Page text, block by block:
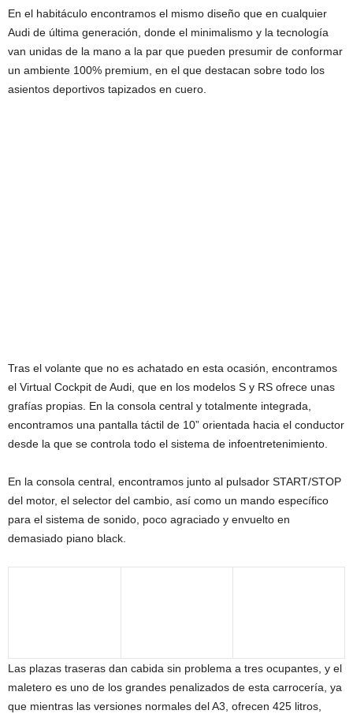
En el habitáculo encontramos el mismo diseño que en cualquier
Audi de última generación, donde el minimalismo y la tecnología
van unidas de la mano a la par que pueden presumir de conformar
un ambiente 100% premium, en el que destacan sobre todo los
asientos deportivos tapizados en cuero.
Tras el volante que no es achatado en esta ocasión, encontramos
el Virtual Cockpit de Audi, que en los modelos S y RS ofrece unas
grafías propias. En la consola central y totalmente integrada,
encontramos una pantalla táctil de 10” orientada hacia el conductor
desde la que se controla todo el sistema de infoentretenimiento.
En la consola central, encontramos junto al pulsador START/STOP
del motor, el selector del cambio, así como un mando específico
para el sistema de sonido, poco agraciado y envuelto en
demasiado piano black.
Las plazas traseras dan cabida sin problema a tres ocupantes, y el
maletero es uno de los grandes penalizados de esta carrocería, ya
que mientras las versiones normales del A3, ofrecen 425 litros,